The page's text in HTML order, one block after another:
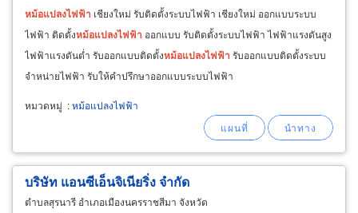
หม้อแปลงไฟฟ้า เชียงใหม่ รับติดตั้งระบบไฟฟ้า เชียงใหม่ ออกแบบระบบ
ไฟฟ้า ติดตั้งหม้อแปลงไฟฟ้า ออกแบบ รับติดตั้งระบบไฟฟ้า ไฟฟ้าแรงดันสูง
ไฟฟ้าแรงดันต่ำ รับออกแบบติดตั้งหม้อแปลงไฟฟ้า รับออกแบบติดตั้งระบบ
จำหน่ายไฟฟ้า รับให้คำปรึกษาออกแบบระบบไฟฟ้า
หมวดหมู่ :หม้อแปลงไฟฟ้า
บริษัท แอนซีเอ็นจิเนียริ่ง จำกัด
ตำบลสุรนารี อำเภอเมืองนครราชสีมา จังหวัด